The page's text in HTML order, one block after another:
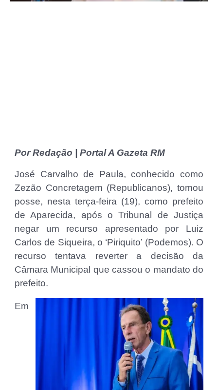
Por Redação | Portal A Gazeta RM
José Carvalho de Paula, conhecido como
Zezão Concretagem (Republicanos), tomou
posse, nesta terça-feira (19), como prefeito
de Aparecida, após o Tribunal de Justiça
negar um recurso apresentado por Luiz
Carlos de Siqueira, o ‘Piriquito’ (Podemos). O
recurso tentava reverter a decisão da
Câmara Municipal que cassou o mandato do
prefeito.
Em